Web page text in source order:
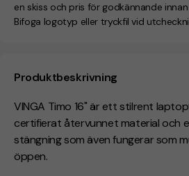
Produktbeskrivning
VINGA Timo 16" är ett stilrent
certifierat återvunnet material och
stängning som även fungerar som
öppen.
en skiss och pris för godkännande
Bifoga logotyp eller tryckfil vid